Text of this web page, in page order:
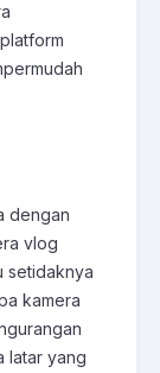
dengan
vlog
setidaknya
kamera
latar yang